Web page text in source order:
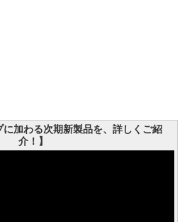
に加わる次期新製品を、詳しくご紹
介！】